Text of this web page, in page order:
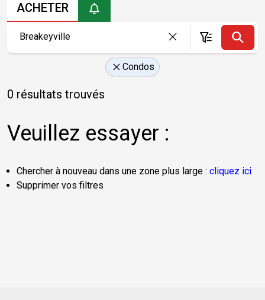
ACHETER
Condos
0 résultats trouvés
Veuillez essayer :
Chercher à nouveau dans une zone plus large : cliquez ici
Supprimer vos filtres